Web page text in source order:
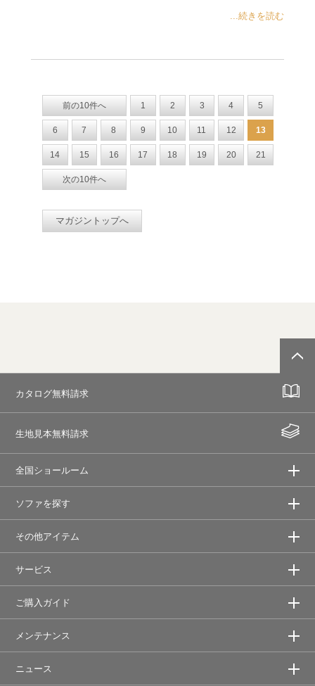
...続きを読む
前の10件へ 1 2 3 4 5
6 7 8 9 10 11 12 13
14 15 16 17 18 19 20 21
次の10件へ
マガジントップへ
カタログ無料請求
生地見本無料請求
全国ショールーム
ソファを探す
その他アイテム
サービス
ご購入ガイド
メンテナンス
ニュース